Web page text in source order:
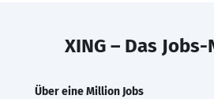
XING – Das
Über eine Million Jobs